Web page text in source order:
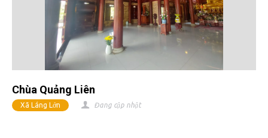
Chùa Quảng Liên
Xã Láng Lớn Đang cập nhật